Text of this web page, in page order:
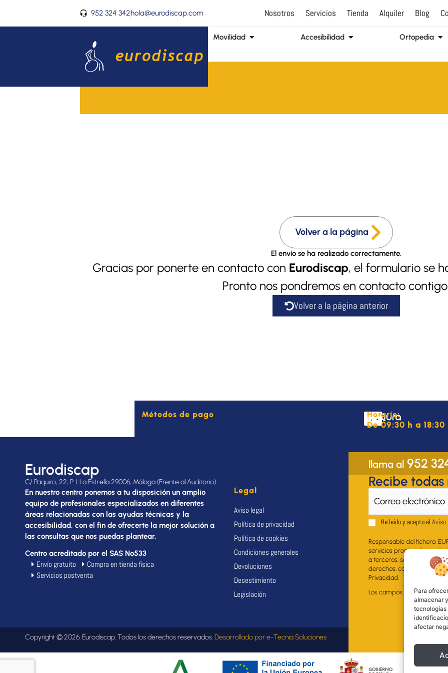
Para
almacenar
tecnologías
afectar
contenido
952 324 342hola@eurodiscap.com Nosotros Servicios Tienda Alquiler Blog
Movilidad Abrir Movilidad Accesibilidad Abrir AccesibilidadOrtopedia
Volver a la página
El envío se ha realizado correctamente.
Gracias por ponerte en contacto con Eurodiscap, el formulario se
Pronto nos pondremos en contacto
Volver a la página anterior
Métodos de pago Horario:
De 09:30 h a 18:30
Eurodiscap
C/ Paquiro, 22, P. I. La Estrella 29006, Málaga (Frente al Auditorio)
En nuestro centro ponemos a tu disposición un amplio
equipo de profesionales especializados en diferentes
áreas relacionadas con las ayudas técnicas y la
accesibilidad, con el fin de ofrecerte la mejor solución a
las consultas que nos puedas plantear.
Centro acreditado por el SAS Nº533
Envío gratuito
Compra en tienda física
Servicios postventa
Legal
Aviso legal
Política de privacidad
Política de cookies
Condiciones generales
Devoluciones
Desestimiento
Legislación
llama al952
Recibe
He leido y acepto el Aviso
Responsable del fichero:
servicios propios al
a terceros, salvo obligación
derechos, como se explica
Privacidad.
Los campos marcados con
Copyright © 2026. Eurodiscap. Todos los derechos reservados.Desarrollado pore-Tecnia Soluciones